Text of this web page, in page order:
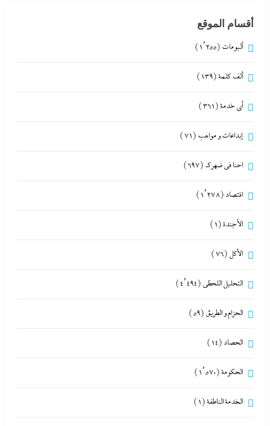
أقسام الموقع
ألبومات (1٬255)
ألف كلمة(139)
أي خدمة(361)
إبداعات و مواهب (71)
احنا في ضهرك (697)
اقتصاد (1٬278)
الأجندة(1)
الأكل (76)
التحليل اللحظي (4٬494)
الحزام و الطريق (59)
الحصاد (14)
الحكومة(1٬570)
الخدمة الناطقة(1)